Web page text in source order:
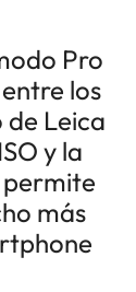
Pro
los
Leica
y la
más